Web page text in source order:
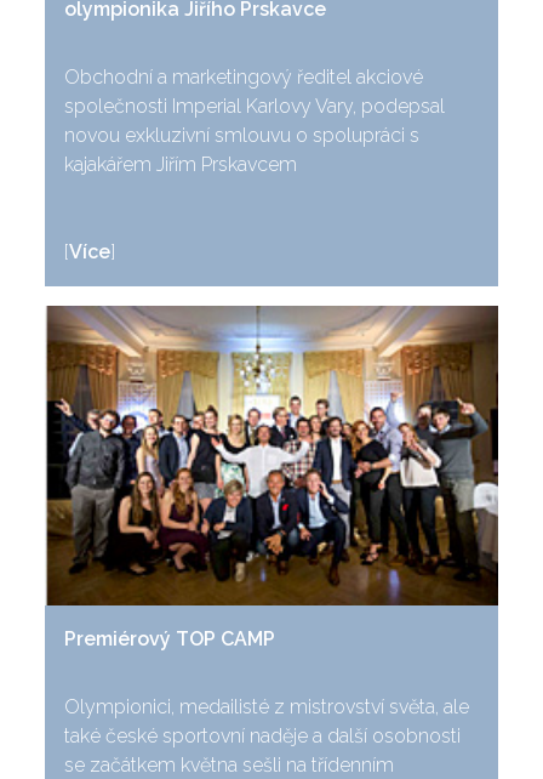
olympionika Jiřího Prskavce
Obchodní a marketingový ředitel akciové
společnosti Imperial Karlovy Vary, podepsal
novou exkluzivní smlouvu o spolupráci s
kajakářem Jiřím Prskavcem
[Více]
Premiérový TOP CAMP
Olympionici, medailisté z mistrovství světa, ale
také české sportovní naděje a další osobnosti
se začátkem května sešli na třídenním